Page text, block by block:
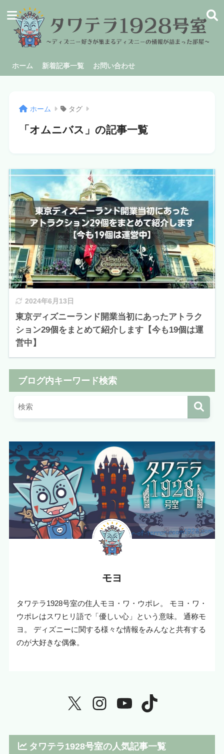
ホーム 新着記事一覧 お問い合わせ
ホーム タグ
「オムニバス」の記事一覧
2024年6月13日
東京ディズニーランド開業当初にあったアトラク
ション29個をまとめて紹介します【今も19個は運
営中】
ブログ内キーワード検索
モヨ
タワテラ1928号室の住人モヨ・ワ・ウポレ。 モヨ・ワ・
ウポレはスワヒリ語で「優しい心」という意味。 通称モ
ヨ。 ディズニーに関する様々な情報をみんなと共有する
のが大好きな偶像。
タワテラ1928号室の人気記事一覧